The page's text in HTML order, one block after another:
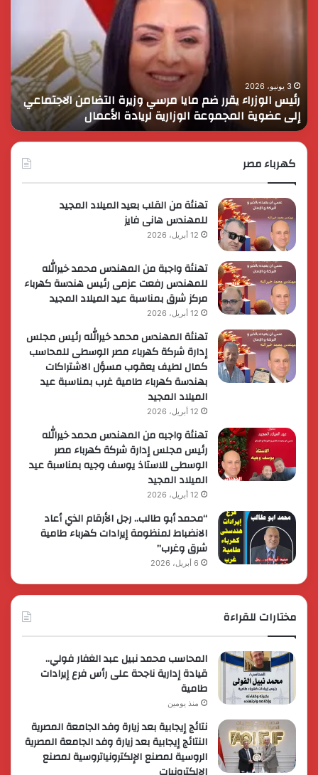
التضامن
الاجتماعي
إلى
عضوية
المجموعة
الوزارية
3 يونيو، 2026
رئيس الوزراء يقرر ضم مايا مرسي وزيرة التضامن الاجتماعي
إلى عضوية المجموعة الوزارية لريادة الأعمال
في
كهرباء مصر
تهنئة من القلب بعيد الميلاد المجيد
للمهندس هانى فايز
12 أبريل، 2026
تهنئة واجبة من المهندس محمد خيرالله
للمهندس رفعت عزمى رئيس هندسة كهرباء
مركز شرق بمناسبة عيد الميلاد المجيد
12 أبريل، 2026
تهنئة المهندس محمد خيرالله رئيس مجلس
إدارة شركة كهرباء مصر الوسطى للمحاسب
كمال لطيف يعقوب مسؤل الاشتراكات
بهندسة كهرباء طامية غرب بمناسبة عيد
الميلاد المجيد
12 أبريل، 2026
تهنئة واجبه من المهندس محمد خيرالله
رئيس مجلس إدارة شركة كهرباء مصر
الوسطى للاستاذ يوسف وجيه بمناسبة عيد
الميلاد المجيد
12 أبريل، 2026
“محمد أبو طالب.. رجل الأرقام الذي أعاد
الانضباط لمنظومة إيرادات كهرباء طامية
شرق وغرب”
6 أبريل، 2026
مختارات للقراءة
المحاسب محمد نبيل عبد الغفار فولي..
قيادة إدارية ناجحة على رأس فرع إيرادات
طامية
منذ يومين
نتائج إيجابية بعد زيارة وفد الجامعة المصرية
النتائج إيجابية بعد زيارة وفد الجامعة المصرية
الروسية لمصنع الإلكترونياتروسية لمصنع